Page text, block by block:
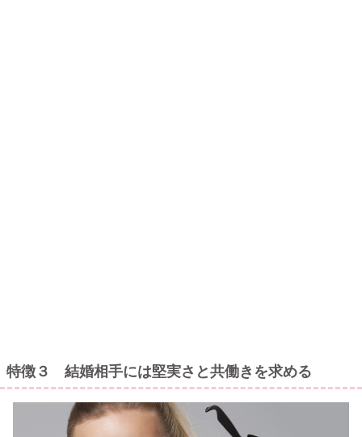
特徴３ 結婚相手には堅実さと共働きを求める